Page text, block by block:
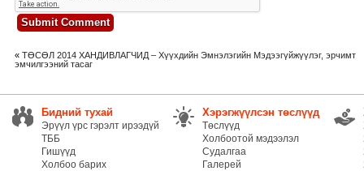
« ТӨСӨЛ 2014 ХАНДИВЛАГЧИД – Хүүхдийн Эмнэлэгийн Мэдээгүйжүүлэг, эрчимт
эмчилгээний тасаг
Бидний тухай
Эрүүл үрс гэрэлт ирээдүй
ТББ
Гишүүд
Холбоо барих
Хэрэгжүүлсэн төслүүд
Төслүүд
Холбоотой мэдээлэл
Судалгаа
Галерей